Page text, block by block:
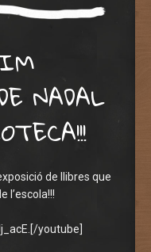
NADAL
de llibres que
l’escola!!!
youtube]